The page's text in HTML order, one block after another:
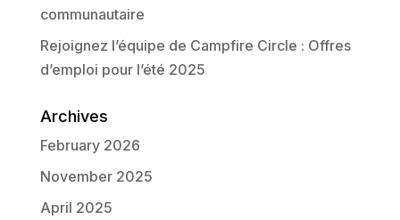
communautaire
Rejoignez l’équipe de Campfire Circle : Offres
d’emploi pour l’été 2025
Archives
February 2026
November 2025
April 2025